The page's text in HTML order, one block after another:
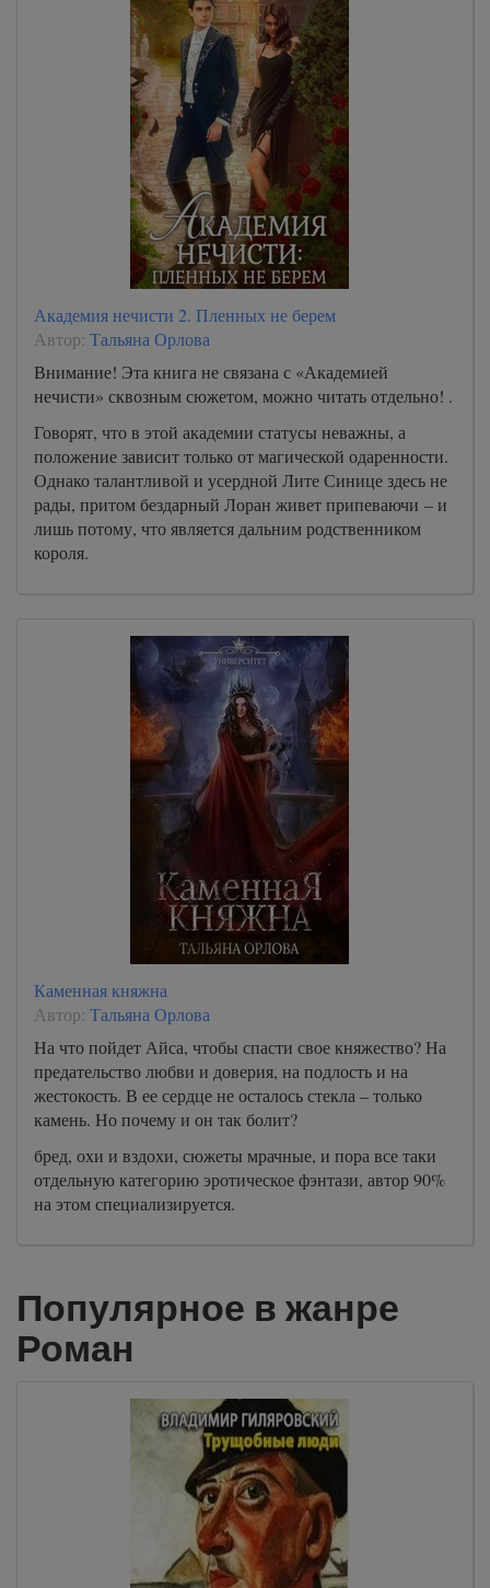
Академия нечисти 2. Пленных не берем
Автор: Тальяна Орлова
Внимание! Эта книга не связана с «Академией
нечисти» сквозным сюжетом, можно читать отдельно! .
Говорят, что в этой академии статусы неважны, а
положение зависит только от магической одаренности.
Однако талантливой и усердной Лите Синице здесь не
рады, притом бездарный Лоран живет припеваючи – и
лишь потому, что является дальним родственником
короля.
Каменная княжна
Автор: Тальяна Орлова
На что пойдет Айса, чтобы спасти свое княжество? На
предательство любви и доверия, на подлость и на
жестокость. В ее сердце не осталось стекла – только
камень. Но почему и он так болит?
бред, охи и вздохи, сюжеты мрачные, и пора все таки
отдельную категорию эротическое фэнтази, автор 90%
на этом специализируется.
Популярное в жанре
Роман